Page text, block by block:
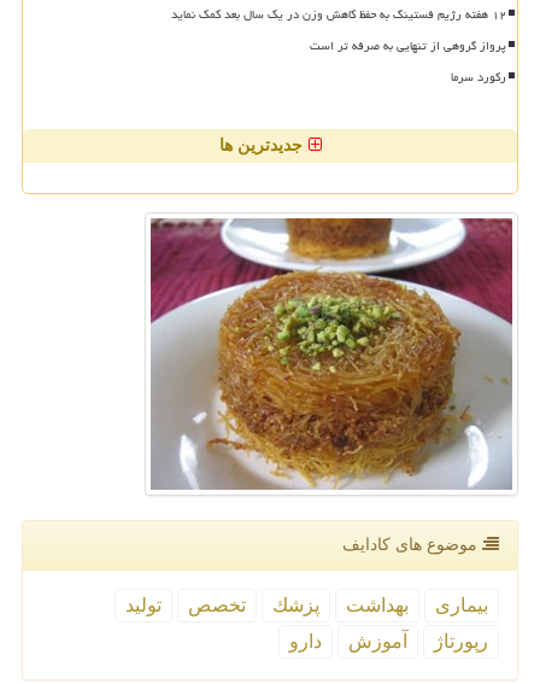
۱۲ هفته رژیم فستینگ به حفظ کاهش وزن در یک سال بعد کمک نماید
پرواز گروهی از تنهایی به صرفه تر است
رکورد سرما
جدیدترین ها
موضوع های كادایف
بیماری بهداشت پزشك تخصص
تولید
رپورتاژ
آموزش دارو